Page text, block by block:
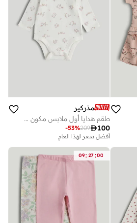
مذركير
طقم هدايا أول ملابس مكون من ثمان قطع
100
209
-53%
أفضل سعر لهذا العام
09: 27 :00